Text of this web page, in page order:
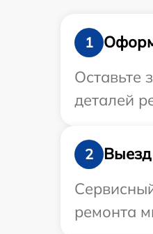
1
Оставьте
деталей
2
ремонта